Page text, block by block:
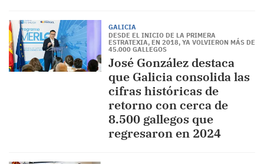
GALICIA
DESDE EL INICIO DE LA PRIMERA
ESTRATEXIA, EN 2018, YA VOLVIERON MÁS DE
45.000 GALLEGOS
José González destaca
que Galicia consolida las
cifras históricas de
retorno con cerca de
8.500 gallegos que
regresaron en 2024